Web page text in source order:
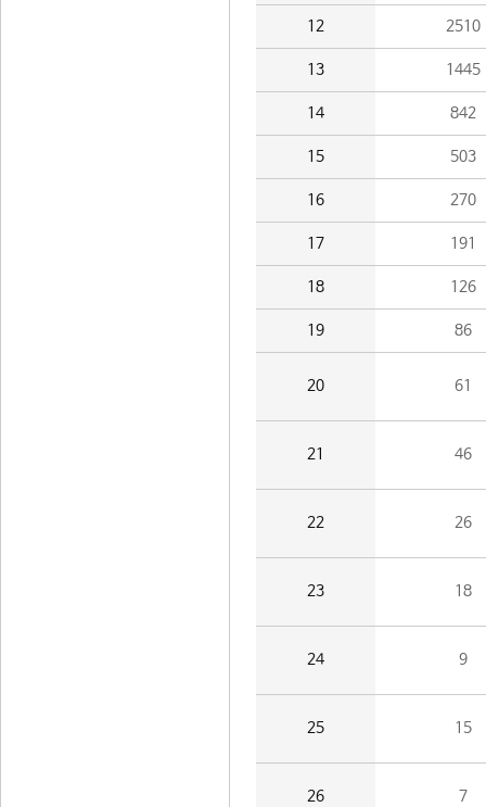
12 2510
13 1445
14 842
15 503
16 270
17 191
18 126
19 86
20 61
21 46
22 26
23 18
24 9
25 15
26 7